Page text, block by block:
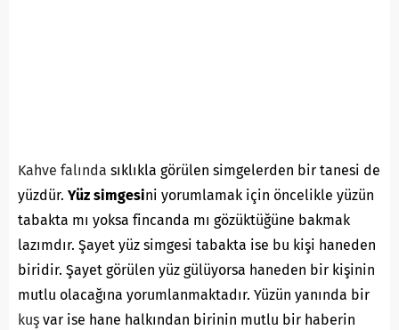
Kahve falında sıklıkla görülen simgelerden bir tanesi de
yüzdür. Yüz simgesini yorumlamak için öncelikle yüzün
tabakta mı yoksa fincanda mı gözüktüğüne bakmak
lazımdır. Şayet yüz simgesi tabakta ise bu kişi haneden
biridir. Şayet görülen yüz gülüyorsa haneden bir kişinin
mutlu olacağına yorumlanmaktadır. Yüzün yanında bir
kuş var ise hane halkından birinin mutlu bir haberin